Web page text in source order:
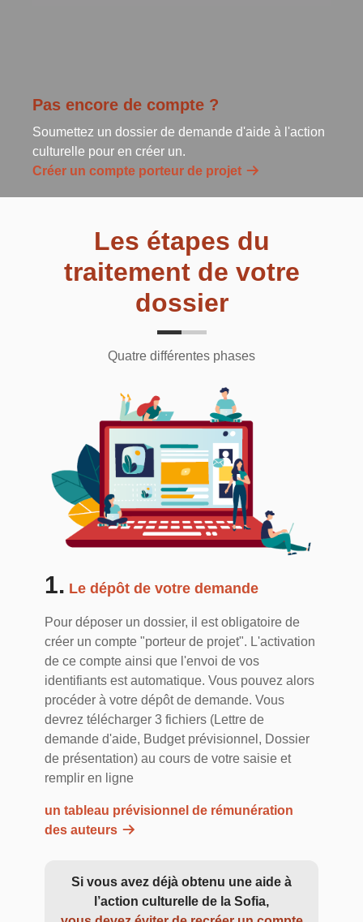
Pas encore de compte ?
Soumettez un dossier de demande d'aide à l'action
culturelle pour en créer un.
Créer un compte porteur de projet
Les étapes du
traitement de votre
dossier
Quatre différentes phases
1. Le dépôt de votre demande
Pour déposer un dossier, il est obligatoire de
créer un compte "porteur de projet". L'activation
de ce compte ainsi que l'envoi de vos
identifiants est automatique. Vous pouvez alors
procéder à votre dépôt de demande. Vous
devrez télécharger 3 fichiers (Lettre de
demande d'aide, Budget prévisionnel, Dossier
de présentation) au cours de votre saisie et
remplir en ligne
un tableau prévisionnel de rémunération
des auteurs
Si vous avez déjà obtenu une aide à
l’action culturelle de la Sofia,